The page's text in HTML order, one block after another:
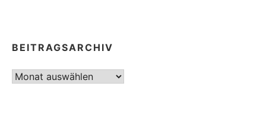
BEITRAGSARCHIV
Beitragsarchiv